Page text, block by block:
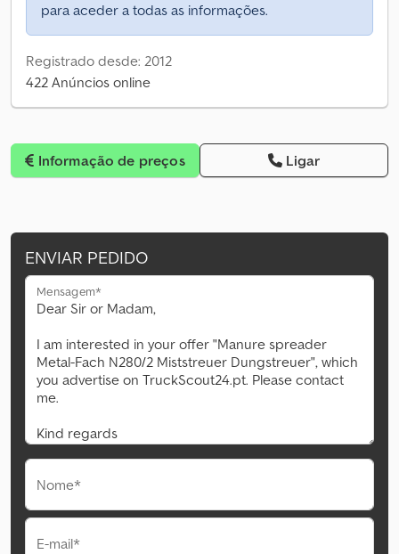
para aceder a todas as informações.
Registrado desde: 2012
422 Anúncios online
Informação de preços Ligar
ENVIAR PEDIDO
Mensagem*
Nome*
E-mail*